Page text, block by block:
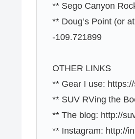
** Sego Canyon
** Doug’s Point (or
-109.721899
OTHER LINKS
** Gear I use:
** SUV RVing the
** The blog: http://
** Instagram: http://